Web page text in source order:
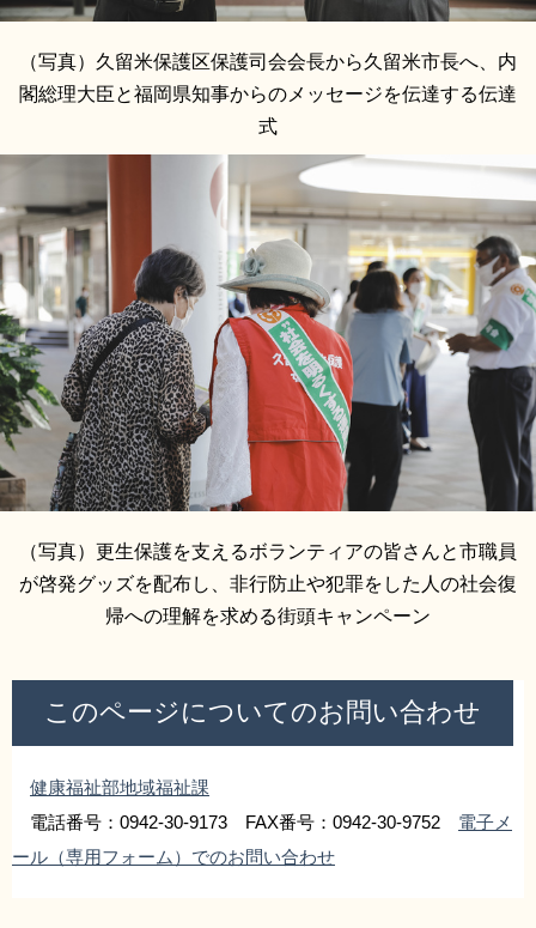
（写真）久留米保護区保護司会会長から久留米市長へ、内
閣総理大臣と福岡県知事からのメッセージを伝達する伝達
式
（写真）更生保護を支えるボランティアの皆さんと市職員
が啓発グッズを配布し、非行防止や犯罪をした人の社会復
帰への理解を求める街頭キャンペーン
このページについてのお問い合わせ
健康福祉部地域福祉課
電話番号：0942-30-9173 FAX番号：0942-30-9752 電子メ
ール（専用フォーム）でのお問い合わせ